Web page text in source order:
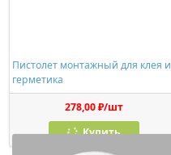
Пистолет монтажный для клея и
герметика
278,00 ₽/шт
Купить